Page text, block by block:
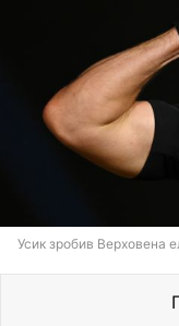
Усик зробив Верховена